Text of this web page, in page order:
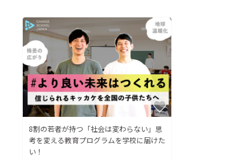
8割の若者が持つ「社会は変わらない」思
考を変える教育プログラムを学校に届けた
い！